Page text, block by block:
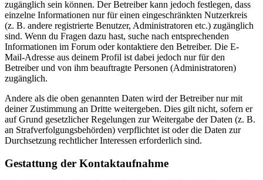
zugänglich sein können. Der Betreiber kann jedoch festlegen, dass
einzelne Informationen nur für einen eingeschränkten Nutzerkreis
(z. B. andere registrierte Benutzer, Administratoren etc.) zugänglich
sind. Wenn du Fragen dazu hast, suche nach entsprechenden
Informationen im Forum oder kontaktiere den Betreiber. Die E-
Mail-Adresse aus deinem Profil ist dabei jedoch nur für den
Betreiber und von ihm beauftragte Personen (Administratoren)
zugänglich.
Andere als die oben genannten Daten wird der Betreiber nur mit
deiner Zustimmung an Dritte weitergeben. Dies gilt nicht, sofern er
auf Grund gesetzlicher Regelungen zur Weitergabe der Daten (z. B.
an Strafverfolgungsbehörden) verpflichtet ist oder die Daten zur
Durchsetzung rechtlicher Interessen erforderlich sind.
Gestattung der Kontaktaufnahme